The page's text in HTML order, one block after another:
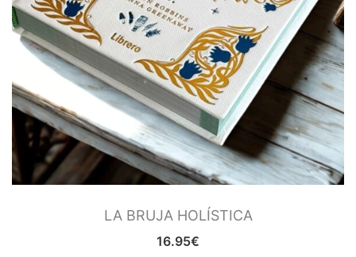
LA BRUJA HOLÍSTICA
16.95€